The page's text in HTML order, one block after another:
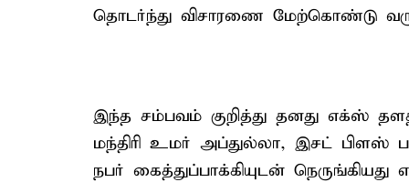
தொடர்ந்து விசாரணை மேற்கொண்டு
இந்த சம்பவம் குறித்து தனது எக்ஸ்
மந்திரி உமர் அப்துல்லா, இசட் பிளஸ்
நபர் கைத்துப்பாக்கியுடன் நெருங்கியது